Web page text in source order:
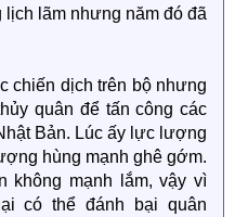
lãm nhưng năm đó đã
chiến dịch trên bộ nhưng
quân để tấn công các
Bản. Lúc ấy lực lượng
hùng mạnh ghê gớm.
không mạnh lắm, vậy vì
có thể đánh bại quân